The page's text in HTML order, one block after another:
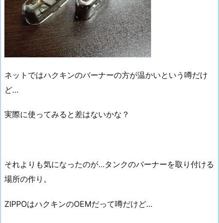
ネットではハクキンのバーナーの方が温かいという噂だけ
ど…
実際に使ってみると差はないかな？
それよりも気になったのが…タンクのバーナーを取り付ける
場所の作り。
ZIPPOはハクキンのOEMだって噂だけど…